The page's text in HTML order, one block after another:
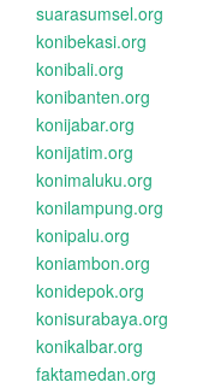
suarasumsel.org
konibekasi.org
konibali.org
konibanten.org
konijabar.org
konijatim.org
konimaluku.org
konilampung.org
konipalu.org
koniambon.org
konidepok.org
konisurabaya.org
konikalbar.org
faktamedan.org